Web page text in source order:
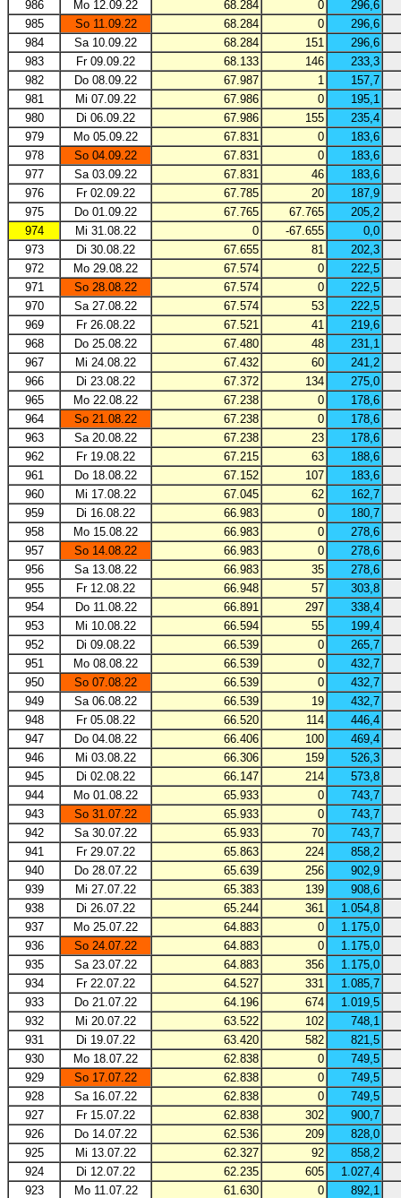
986 Mo 12.09.22 68.284 0
296,6
985
So 11.09.22 68.284 0
296,6
984
Sa 10.09.22 68.284 151
296,6
983
Fr 09.09.22 68.133 146
233,3
982
Do 08.09.22 67.987 1
157,7
981
Mi 07.09.22 67.986 0
195,1
980
Di 06.09.22 67.986 155
235,4
979
Mo 05.09.22 67.831 0
183,6
978
So 04.09.22 67.831 0
183,6
977
Sa 03.09.22 67.831 46
183,6
976
Fr 02.09.22 67.785 20
187,9
975
Do 01.09.22 67.765 67.765
205,2
974
Mi 31.08.22 0 -67.655
0,0
973
Di 30.08.22 67.655 81
202,3
972
Mo 29.08.22 67.574 0
222,5
971
So 28.08.22 67.574 0
222,5
970
Sa 27.08.22 67.574 53
222,5
969
Fr 26.08.22 67.521 41
219,6
968
Do 25.08.22 67.480 48
231,1
967
Mi 24.08.22 67.432 60
241,2
966
Di 23.08.22 67.372 134
275,0
965
Mo 22.08.22 67.238 0
178,6
964
So 21.08.22 67.238 0
178,6
963
Sa 20.08.22 67.238 23
178,6
962
Fr 19.08.22 67.215 63
188,6
961
Do 18.08.22 67.152 107
183,6
960
Mi 17.08.22 67.045 62
162,7
959
Di 16.08.22 66.983 0
180,7
958
Mo 15.08.22 66.983 0
278,6
957
So 14.08.22 66.983 0
278,6
956
Sa 13.08.22 66.983 35
278,6
955
Fr 12.08.22 66.948 57
303,8
954
Do 11.08.22 66.891 297
338,4
953
Mi 10.08.22 66.594 55
199,4
952
Di 09.08.22 66.539 0
265,7
951
Mo 08.08.22 66.539 0
432,7
950
So 07.08.22 66.539 0
432,7
949
Sa 06.08.22 66.539 19
432,7
948
Fr 05.08.22 66.520 114
446,4
947
Do 04.08.22 66.406 100
469,4
946
Mi 03.08.22 66.306 159
526,3
945
Di 02.08.22 66.147 214
573,8
944
Mo 01.08.22 65.933 0
743,7
943
So 31.07.22 65.933 0
743,7
942
Sa 30.07.22 65.933 70
743,7
941
Fr 29.07.22 65.863 224
858,2
940
Do 28.07.22 65.639 256
902,9
939
Mi 27.07.22 65.383 139
908,6
938
Di 26.07.22 65.244 361
1.054,8
937
Mo 25.07.22 64.883 0
1.175,0
936
So 24.07.22 64.883 0
1.175,0
935
Sa 23.07.22 64.883 356
1.175,0
934
Fr 22.07.22 64.527 331
1.085,7
933
Do 21.07.22 64.196 674
1.019,5
932
Mi 20.07.22 63.522 102
748,1
931
Di 19.07.22 63.420 582
821,5
930
Mo 18.07.22 62.838 0
749,5
929
So 17.07.22 62.838 0
749,5
928
Sa 16.07.22 62.838 0
749,5
927
Fr 15.07.22 62.838 302
900,7
926
Do 14.07.22 62.536 209
828,0
925
Mi 13.07.22 62.327 92
858,2
924
Di 12.07.22 62.235 605
1.027,4
923
Mo 11.07.22 61.630 0
892,1